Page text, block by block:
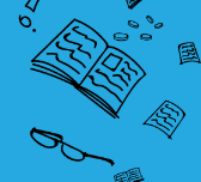
Dating App Abo
Fahrrad Abo